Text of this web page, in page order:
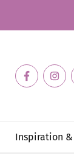
Inspiration